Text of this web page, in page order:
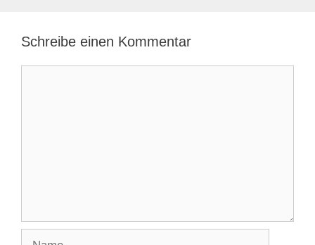
Schreibe einen Kommentar